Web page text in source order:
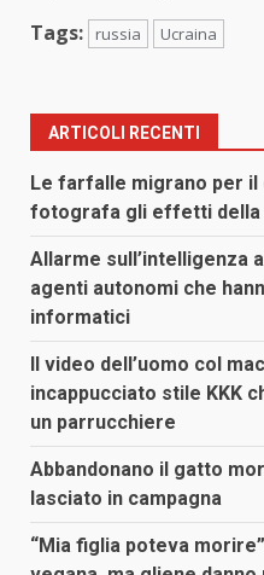
Tags: russia Ucraina
ARTICOLI RECENTI
Le farfalle migrano per il
fotografa gli effetti della
Allarme sull’intelligenza
agenti autonomi che
informatici
Il video dell’uomo col
incappucciato stile KKK
un parrucchiere
Abbandonano il gatto
lasciato in campagna
“Mia figlia poteva